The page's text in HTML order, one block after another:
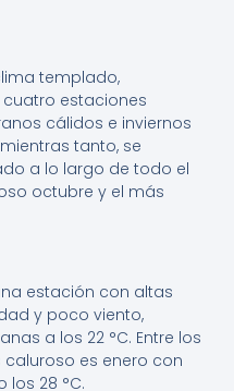
templado,
estaciones
cálidos e inviernos
tanto, se
a lo largo de todo el
octubre y el más
estación con altas
y poco viento,
a los 22 °C. Entre los
caluroso es enero con
28 °C.